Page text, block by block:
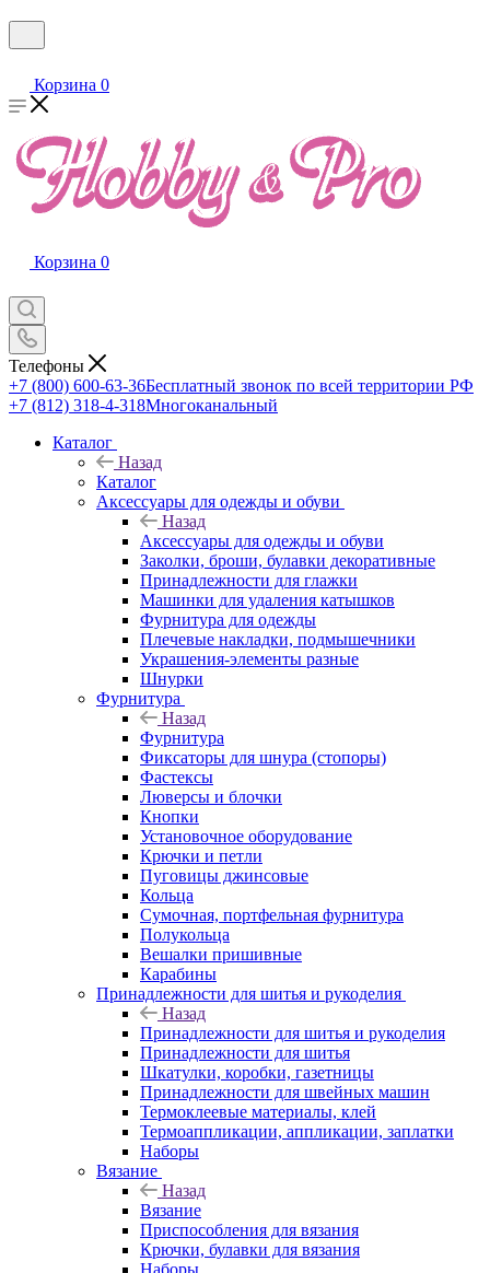
Корзина 0
Корзина 0
Телефоны
+7 (800) 600-63-36Бесплатный звонок по всей территории РФ
+7 (812) 318-4-318Многоканальный
Каталог
Назад
Каталог
Аксессуары для одежды и обуви
Назад
Аксессуары для одежды и обуви
Заколки, броши, булавки декоративные
Принадлежности для глажки
Машинки для удаления катышков
Фурнитура для одежды
Плечевые накладки, подмышечники
Украшения-элементы разные
Шнурки
Фурнитура
Назад
Фурнитура
Фиксаторы для шнура (стопоры)
Фастексы
Люверсы и блочки
Кнопки
Установочное оборудование
Крючки и петли
Пуговицы джинсовые
Кольца
Сумочная, портфельная фурнитура
Полукольца
Вешалки пришивные
Карабины
Принадлежности для шитья и рукоделия
Назад
Принадлежности для шитья и рукоделия
Принадлежности для шитья
Шкатулки, коробки, газетницы
Принадлежности для швейных машин
Термоклеевые материалы, клей
Термоаппликации, аппликации, заплатки
Наборы
Вязание
Назад
Вязание
Приспособления для вязания
Крючки, булавки для вязания
Наборы